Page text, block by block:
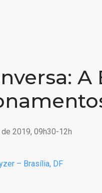
2019, 09h30-12h
– Brasília, DF